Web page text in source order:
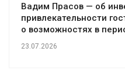
Вадим Прасов — об
привлекательности
о возможностях в
23.07.2026